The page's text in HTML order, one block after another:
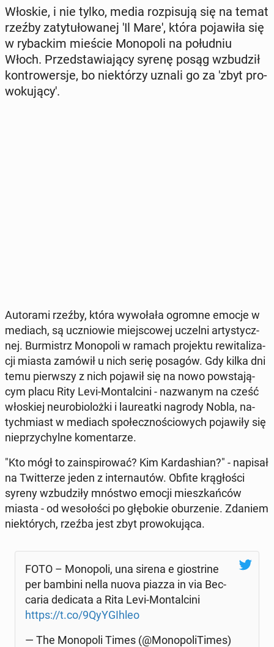
Włoskie, i nie tylko, media roz­pi­su­ją się na temat
rzeźby za­ty­tu­ło­wa­nej 'Il Mare', która po­ja­wi­ła się
w ry­bac­kim mieście Mo­no­po­li na po­łu­dniu
Włoch. Przed­sta­wia­ją­cy syrenę posąg wzbu­dził
kon­tro­wer­sje, bo nie­któ­rzy uznali go za 'zbyt pro­
wo­ku­ją­cy'.
Au­to­ra­mi rzeźby, która wy­wo­ła­ła ogromne emocje w
mediach, są ucznio­wie miej­sco­wej uczelni ar­ty­stycz­
nej. Bur­mistrz Mo­no­po­li w ramach pro­jek­tu re­wi­ta­li­za­
cji miasta zamówił u nich serię posagów. Gdy kilka dni
temu pierw­szy z nich pojawił się na nowo po­wsta­ją­
cym placu Rity Levi-Mon­tal­ci­ni - na­zwa­nym na cześć
wło­skiej neu­ro­bio­loż­ki i lau­re­at­ki nagrody Nobla, na­
tych­miast w mediach spo­łecz­no­ścio­wych po­ja­wi­ły się
nie­przy­chyl­ne ko­men­ta­rze.
"Kto mógł to za­in­spi­ro­wać? Kim Kar­da­shian?" - napisał
na Twit­te­rze jeden z in­ter­nau­tów. Obfite krą­gło­ści
syreny wzbu­dzi­ły mnóstwo emocji miesz­kań­ców
miasta - od we­so­ło­ści po głę­bo­kie obu­rze­nie. Zdaniem
nie­któ­rych, rzeźba jest zbyt pro­wo­ku­ją­ca.
FOTO – Mo­no­po­li, una sirena e gio­stri­ne
per bambini nella nuova piazza in via Bec­
ca­ria de­di­ca­ta a Rita Levi-Mon­tal­ci­ni
https://t.co/9Qy­Y­GIh­leo
— The Mo­no­po­li Times (@Mo­no­po­li­Ti­mes)